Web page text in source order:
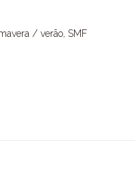
/ verão, SMF